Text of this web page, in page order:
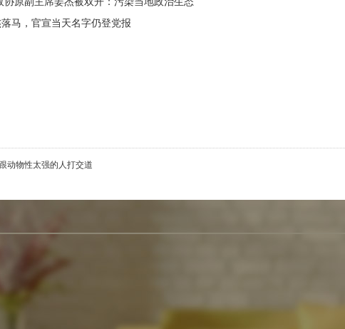
马，官宣当天名字仍登党报
动物性太强的人打交道